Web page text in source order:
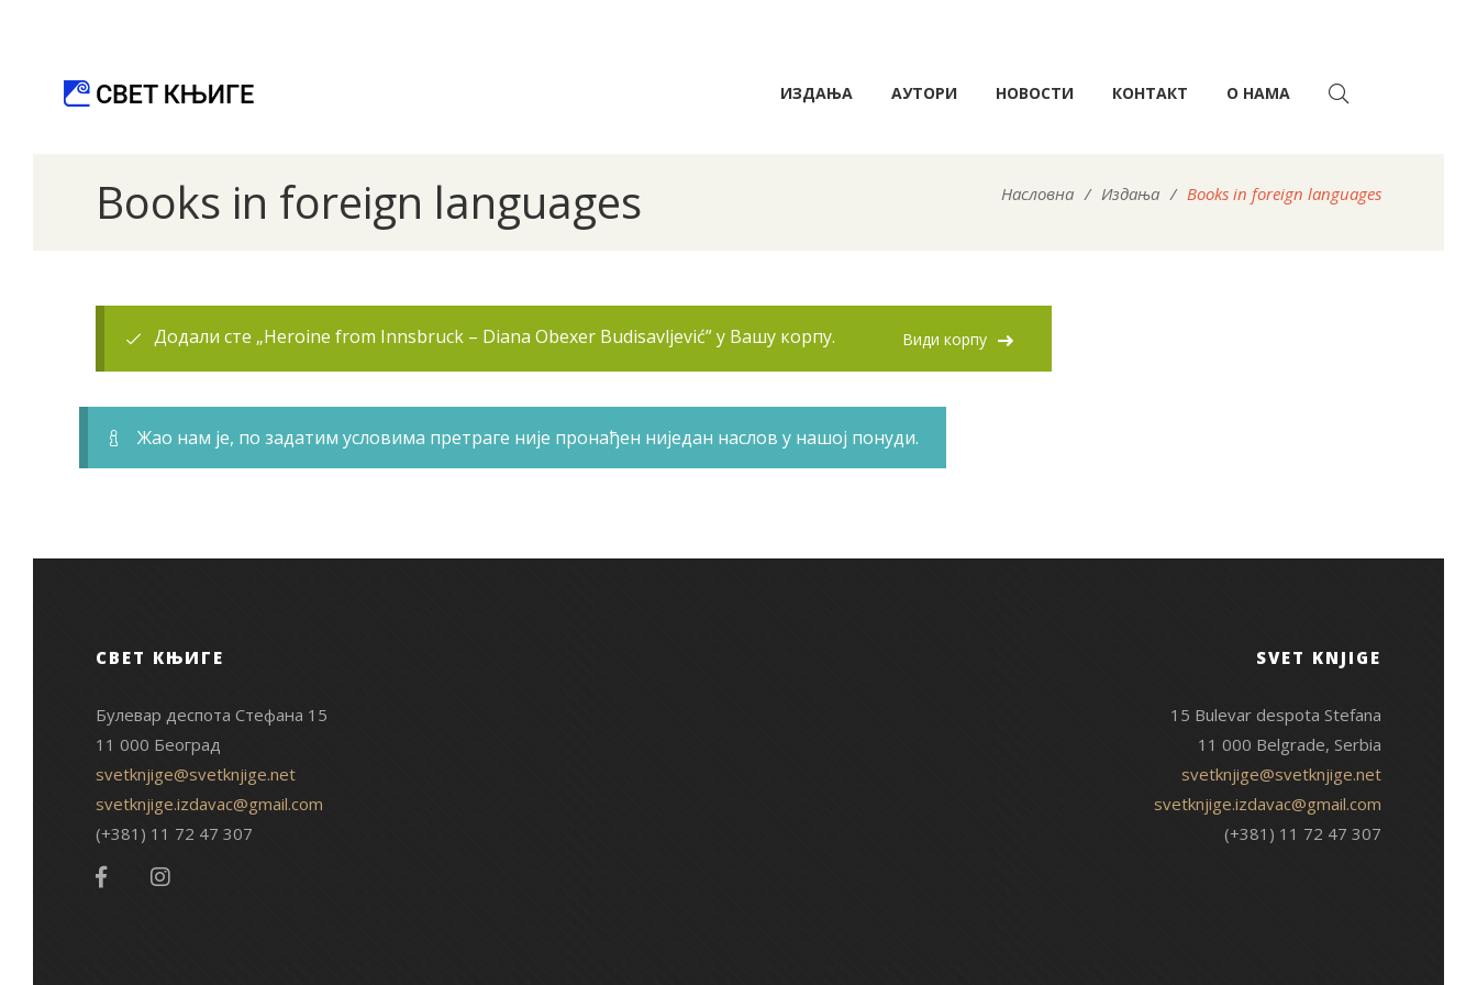
ИЗДАЊА АУТОРИ НОВОСТИ КОНТАКТ О НАМА
Books in foreign languages Насловна / Издања / Books in foreign languages
Види корпу
Додали сте „Heroine from Innsbruck – Diana Obexer Budisavljević” у Вашу корпу.
Жао нам је, по задатим условима претраге није пронађен ниједан наслов у нашој понуди.
СВЕТ КЊИГЕ
Булевар деспота Стефана 15
11 000 Београд
svetknjige@svetknjige.net
svetknjige.izdavac@gmail.com
(+381) 11 72 47 307
SVET KNJIGE
15 Bulevar despota Stefana
11 000 Belgrade, Serbia
svetknjige@svetknjige.net
svetknjige.izdavac@gmail.com
(+381) 11 72 47 307